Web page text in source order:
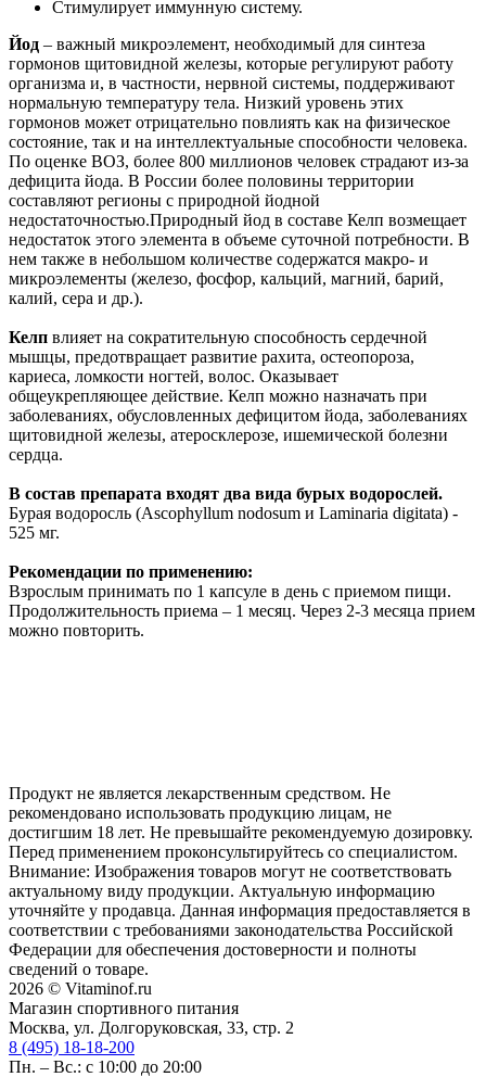
Стимулирует иммунную систему.
Йод – важный микроэлемент, необходимый для синтеза
гормонов щитовидной железы, которые регулируют работу
организма и, в частности, нервной системы, поддерживают
нормальную температуру тела. Низкий уровень этих
гормонов может отрицательно повлиять как на физическое
состояние, так и на интеллектуальные способности человека.
По оценке ВОЗ, более 800 миллионов человек страдают из-за
дефицита йода. В России более половины территории
составляют регионы с природной йодной
недостаточностью.Природный йод в составе Келп возмещает
недостаток этого элемента в объеме суточной потребности. В
нем также в небольшом количестве содержатся макро- и
микроэлементы (железо, фосфор, кальций, магний, барий,
калий, сера и др.).
Келп влияет на сократительную способность сердечной
мышцы, предотвращает развитие рахита, остеопороза,
кариеса, ломкости ногтей, волос. Оказывает
общеукрепляющее действие. Келп можно назначать при
заболеваниях, обусловленных дефицитом йода, заболеваниях
щитовидной железы, атеросклерозе, ишемической болезни
сердца.
В состав препарата входят два вида бурых водорослей.
Бурая водоросль (Ascophyllum nodosum и Laminaria digitata) -
525 мг.
Рекомендации по применению:
Взрослым принимать по 1 капсуле в день с приемом пищи.
Продолжительность приема – 1 месяц. Через 2-3 месяца прием
можно повторить.
Продукт не является лекарственным средством. Не
рекомендовано использовать продукцию лицам, не
достигшим 18 лет. Не превышайте рекомендуемую дозировку.
Перед применением проконсультируйтесь со специалистом.
Внимание: Изображения товаров могут не соответствовать
актуальному виду продукции. Актуальную информацию
уточняйте у продавца. Данная информация предоставляется в
соответствии с требованиями законодательства Российской
Федерации для обеспечения достоверности и полноты
сведений о товаре.
2026 © Vitaminof.ru
Магазин спортивного питания
Москва, ул. Долгоруковская, 33, стр. 2
8 (495) 18-18-200
Пн. – Вс.: с 10:00 до 20:00